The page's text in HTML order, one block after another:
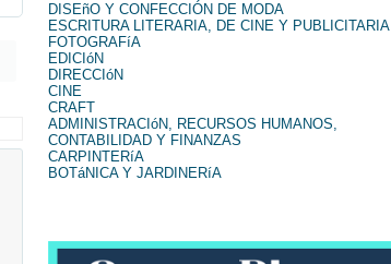
DISEñO Y CONFECCIÓN DE MODA
ESCRITURA LITERARIA, DE CINE Y PUBLICITARIA
FOTOGRAFíA
EDICIóN
DIRECCIóN
CINE
CRAFT
ADMINISTRACIóN, RECURSOS HUMANOS,
CONTABILIDAD Y FINANZAS
CARPINTERíA
BOTáNICA Y JARDINERíA